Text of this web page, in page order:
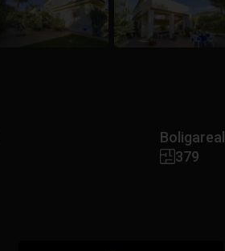
Boligareal
379